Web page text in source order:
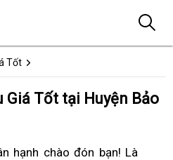
Tốt
Giá Tốt tại Huyện Bảo
hạnh chào đón bạn! Là